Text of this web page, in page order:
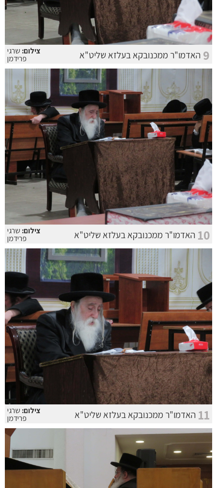
9 האדמו"ר ממכנובקא בעלזא שליט"א צילום: שרגי
פרידמן
10 האדמו"ר ממכנובקא בעלזא שליט"א צילום: שרגי
פרידמן
11 האדמו"ר ממכנובקא בעלזא שליט"א צילום: שרגי
פרידמן